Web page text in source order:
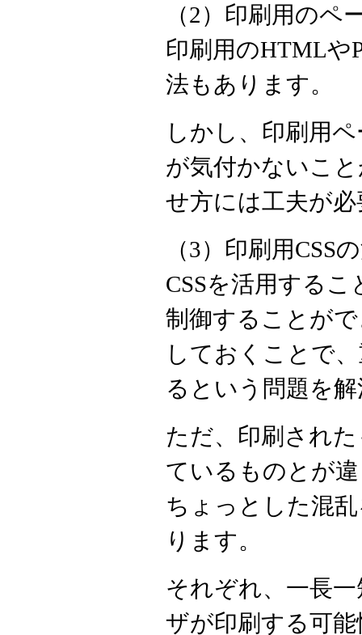
（2）印刷用のペ
印刷用のHTMLや
法もあります。
しかし、印刷用
が気付かないこ
せ方には工夫が
（3）印刷用CSS
CSSを活用する
制御することが
しておくことで
るという問題を
ただ、印刷され
ているものとが
ちょっとした混
ります。
それぞれ、一長
ザが印刷する可